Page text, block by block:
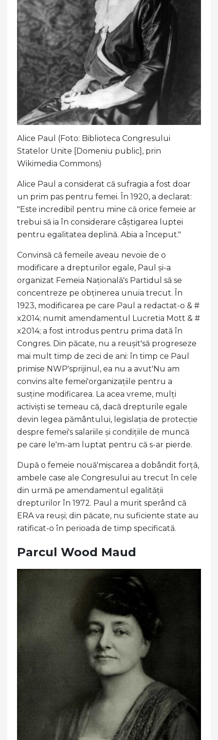
Alice Paul (Foto: Biblioteca Congresului
Statelor Unite [Domeniu public], prin
Wikimedia Commons)
Alice Paul a considerat că sufragia a fost doar
un prim pas pentru femei. În 1920, a declarat:
"Este incredibil pentru mine că orice femeie ar
trebui să ia în considerare câștigarea luptei
pentru egalitatea deplină. Abia a început."
Convinsă că femeile aveau nevoie de o
modificare a drepturilor egale, Paul și-a
organizat Femeia Națională's Partidul să se
concentreze pe obținerea unuia trecut. În
1923, modificarea pe care Paul a redactat-o ​​& #
x2014; numit amendamentul Lucretia Mott & #
x2014; a fost introdus pentru prima dată în
Congres. Din păcate, nu a reușit'să progreseze
mai mult timp de zeci de ani: în timp ce Paul
primise NWP'sprijinul, ea nu a avut'Nu am
convins alte femei'organizațiile pentru a
susține modificarea. La acea vreme, mulți
activiști se temeau că, dacă drepturile egale
devin legea pământului, legislația de protecție
despre femei's salariile și condițiile de muncă
pe care le'm-am luptat pentru că s-ar pierde.
După o femeie nouă'mișcarea a dobândit forță,
ambele case ale Congresului au trecut în cele
din urmă pe amendamentul egalității
drepturilor în 1972. Paul a murit sperând că
ERA va reuși; din păcate, nu suficiente state au
ratificat-o în perioada de timp specificată.
Parcul Wood Maud